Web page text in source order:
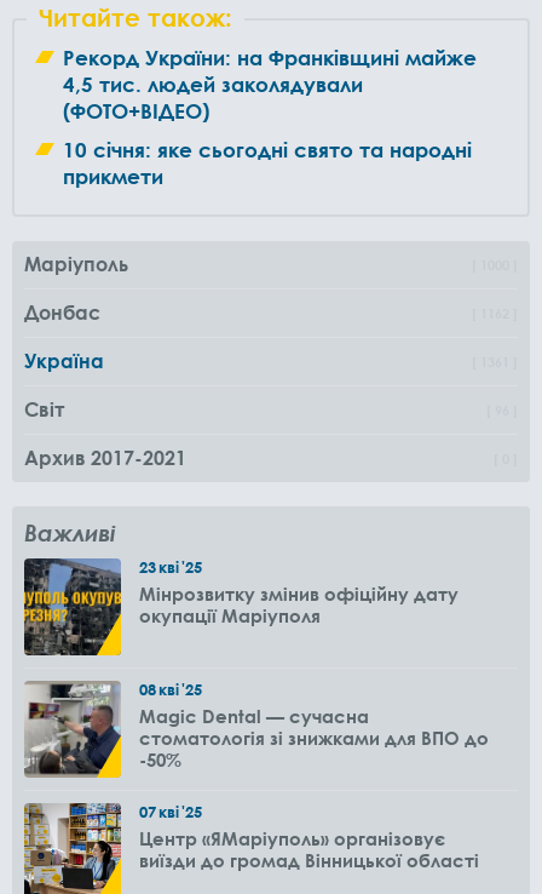
Читайте також:
Рекорд України: на Франківщині майже
4,5 тис. людей заколядували
(ФОТО+ВІДЕО)
10 січня: яке сьогодні свято та народні
прикмети
Маріуполь
Донбас
Україна
Світ
Архив 2017-2021
Важливі
23кві'25
Мінрозвитку змінив офіційну дату
окупації Маріуполя
08кві'25
Magic Dental — сучасна
стоматологія зі знижками для ВПО до
-50%
07кві'25
Центр «ЯМаріуполь» організовує
виїзди до громад Вінницької області